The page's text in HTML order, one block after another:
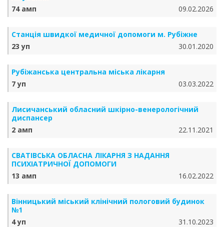
74 амп
09.02.2026
Станція швидкої медичної допомоги м. Рубіжне
23 уп
30.01.2020
Рубіжанська центральна міська лікарня
7 уп
03.03.2022
Лисичанський обласний шкірно-венерологічний
диспансер
2 амп
22.11.2021
СВАТІВСЬКА ОБЛАСНА ЛІКАРНЯ З НАДАННЯ
ПСИХІАТРИЧНОЇ ДОПОМОГИ
13 амп
16.02.2022
Вінницький міський клінічний пологовий будинок
№1
4 уп
31.10.2023